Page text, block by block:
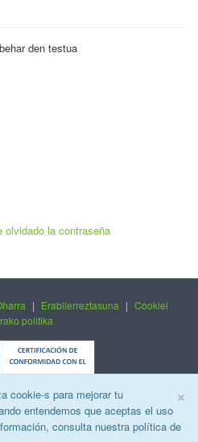
×
cookie-s para mejorar tu
entendemos que aceptas el uso
consulta nuestra política de
den testua
olvidado la contraseña
| Erabilerreztasuna | Cookiei
politika